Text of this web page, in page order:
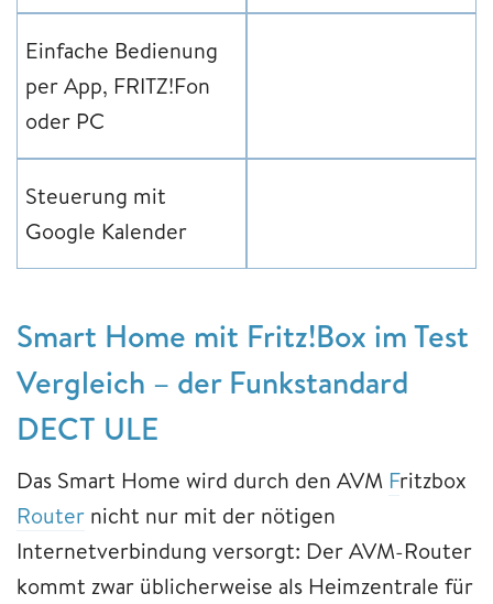
Einfache Bedienung
per App, FRITZ!Fon
oder PC
Steuerung mit
Google Kalender
Smart Home mit Fritz!Box im Test
Vergleich – der Funkstandard
DECT ULE
Das Smart Home wird durch den AVM Fritzbox
Router nicht nur mit der nötigen
Internetverbindung versorgt: Der AVM-Router
kommt zwar üblicherweise als Heimzentrale für